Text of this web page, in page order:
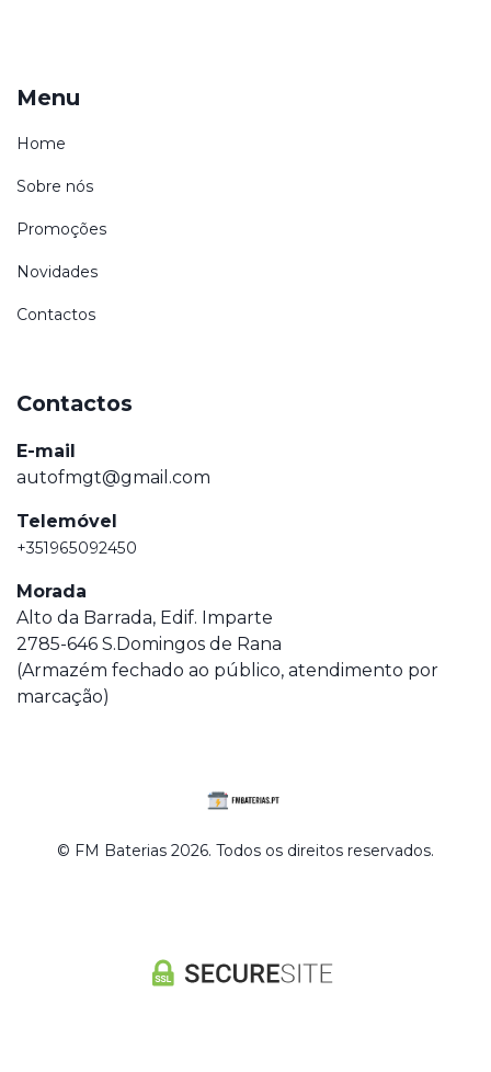
© FM Baterias 2026. Todos os direitos reservados.
Menu
Home
Sobre nós
Promoções
Novidades
Contactos
Contactos
E-mail
autofmgt@gmail.com
Telemóvel
+351965092450
Morada
Alto da Barrada, Edif. Imparte
2785-646 S.Domingos de Rana
(Armazém fechado ao público, atendimento por
marcação)